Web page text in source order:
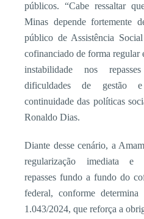
públicos. “Cabe ressaltar
Minas depende fortemente
público de Assistência
cofinanciado de forma regular
instabilidade nos
dificuldades de gestão
continuidade das políticas
Ronaldo Dias.
Diante desse cenário, a
regularização imediata e
repasses fundo a fundo do
federal, conforme determina
1.043/2024, que reforça a